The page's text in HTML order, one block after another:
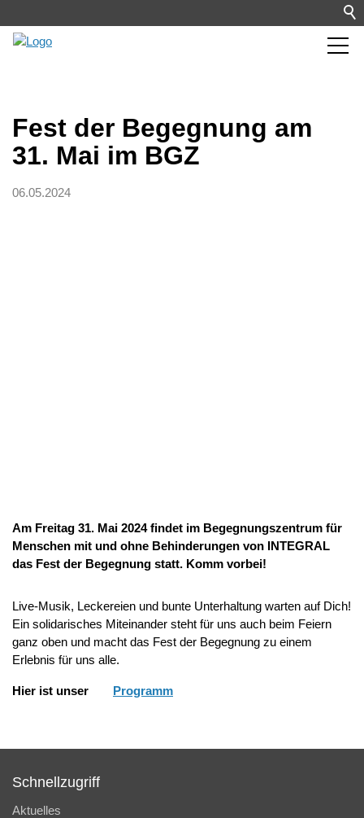
Fest der Begegnung am
31. Mai im BGZ
06.05.2024
Am Freitag 31. Mai 2024 findet im Begegnungszentrum für
Menschen mit und ohne Behinderungen von INTEGRAL
das Fest der Begegnung statt. Komm vorbei!
Live-Musik, Leckereien und bunte Unterhaltung warten auf Dich!
Ein solidarisches Miteinander steht für uns auch beim Feiern
ganz oben und macht das Fest der Begegnung zu einem
Erlebnis für uns alle.
Hier ist unser Programm
Schnellzugriff
Aktuelles